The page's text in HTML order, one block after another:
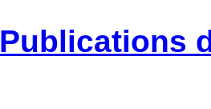
Publications